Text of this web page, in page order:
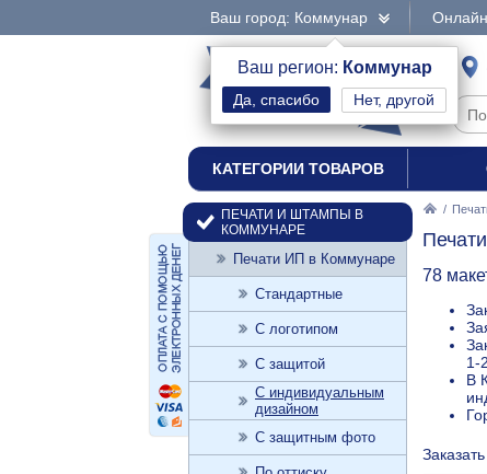
Ваш город: Коммунар
Ваш регион: Коммунар
Нет, другой
Онлайн
интернет-магазин
КАТЕГОРИИ ТОВАРОВ
/
78
1-
В
ПЕЧАТИ И ШТАМПЫ В
КОММУНАРЕ
Печати ИП в Коммунаре
Стандартные
С логотипом
С защитой
С индивидуальным
дизайном
С защитным фото